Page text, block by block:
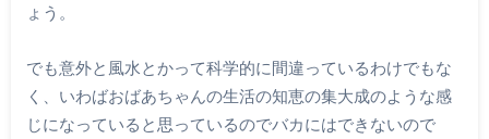
ょう。
でも意外と風水とかって科学的に間違っているわけでもな
く、いわばおばあちゃんの生活の知恵の集大成のような感
じになっていると思っているのでバカにはできないので